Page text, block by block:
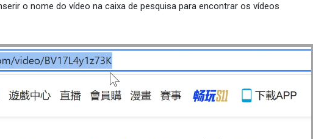
o nome do vídeo na caixa de pesquisa para encontrar os vídeos